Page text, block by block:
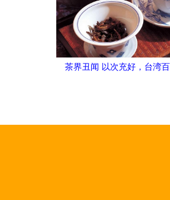
茶界丑闻 以次充好，台湾